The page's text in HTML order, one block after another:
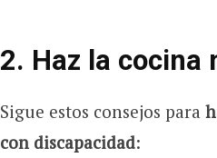
2. Haz la cocina
Sigue estos consejos para
con discapacidad: